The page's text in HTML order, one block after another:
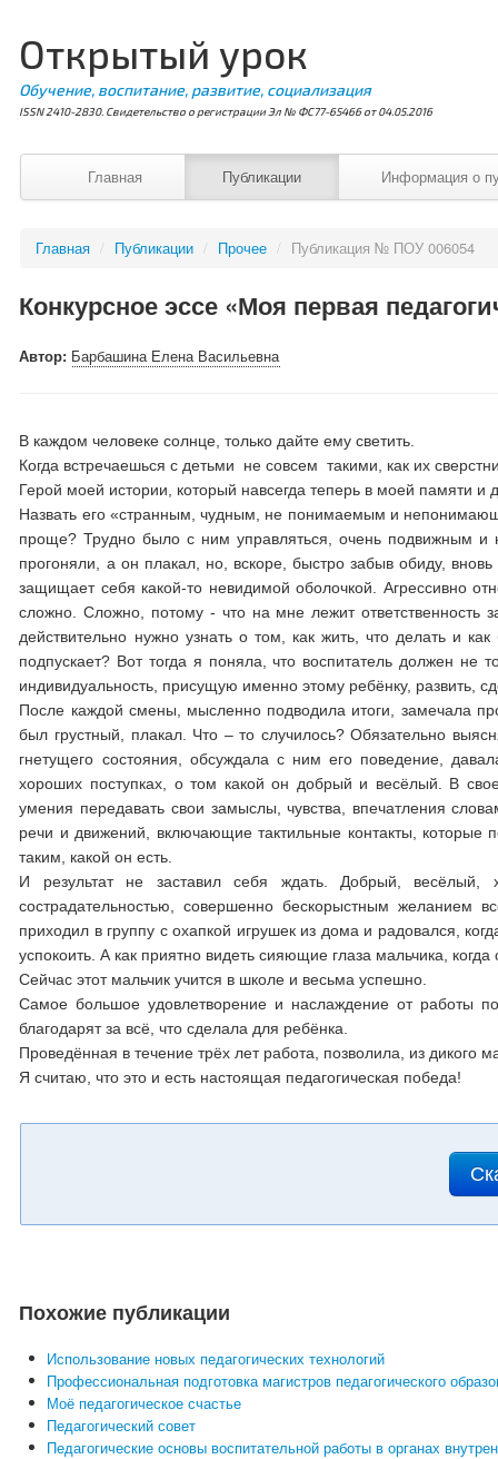
Открытый урок
Обучение, воспитание, развитие, социализация
ISSN 2410-2830. Свидетельство о регистрации Эл № ФС77-65466 от 04.05.2016
Главная Публикации Информация о
Главная / Публикации / Прочее / Публикация № ПОУ 006054
Конкурсное эссе «Моя первая
Автор: Барбашина Елена Васильевна
В каждом человеке солнце, только дайте ему светить.
Когда встречаешься с детьми не совсем такими, как их
Герой моей истории, который навсегда теперь в моей памяти
Назвать его «странным, чудным, не понимаемым и
проще? Трудно было с ним управляться, очень подвижным
прогоняли, а он плакал, но, вскоре, быстро забыв обиду,
защищает себя какой-то невидимой оболочкой. Агрессивно
сложно. Сложно, потому - что на мне лежит ответственность
действительно нужно узнать о том, как жить, что делать и
подпускает? Вот тогда я поняла, что воспитатель должен
индивидуальность, присущую именно этому ребёнку, развить,
После каждой смены, мысленно подводила итоги, замечала
был грустный, плакал. Что – то случилось? Обязательно
гнетущего состояния, обсуждала с ним его поведение,
хороших поступках, о том какой он добрый и весёлый. В
умения передавать свои замыслы, чувства, впечатления
речи и движений, включающие тактильные контакты, которые
таким, какой он есть.
И результат не заставил себя ждать. Добрый,
сострадательностью, совершенно бескорыстным желанием
приходил в группу с охапкой игрушек из дома и радовался,
успокоить. А как приятно видеть сияющие глаза мальчика,
Сейчас этот мальчик учится в школе и весьма успешно.
Самое большое удовлетворение и наслаждение от работы
благодарят за всё, что сделала для ребёнка.
Проведённая в течение трёх лет работа, позволила, из дикого
Я считаю, что это и есть настоящая педагогическая победа!
Похожие публикации
Использование новых педагогических технологий
Профессиональная подготовка магистров педагогического
Моё педагогическое счастье
Педагогический совет
Педагогические основы воспитательной работы в органах